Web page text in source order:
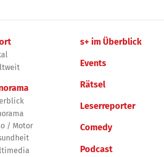
/ Motor
s+ im Überblick
Events
Rätsel
Leserreporter
Comedy
Podcast